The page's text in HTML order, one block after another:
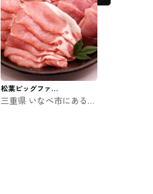
松葉ピッグファー
ム
三重県 いなべ市にある豚